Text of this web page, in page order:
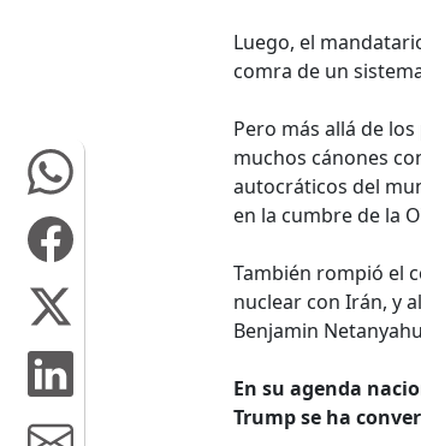
Luego, el
comra de un
Pero más allá de
muchos cánones
autocráticos del
en la cumbre de la
También rompió el
nuclear con Irán, y
Benjamin
En su agenda
Trump se ha